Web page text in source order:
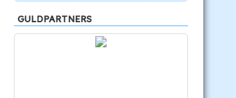
GULDPARTNERS